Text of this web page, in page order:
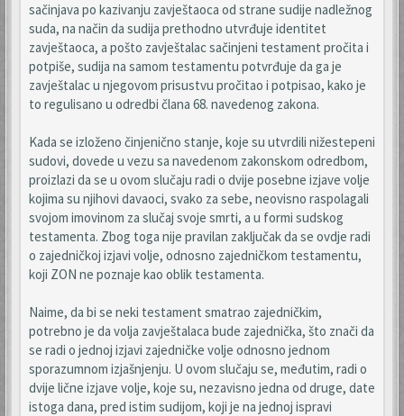
sačinjava po kazivanju zavještaoca od strane sudije nadležnog
suda, na način da sudija prethodno utvrđuje identitet
zavještaoca, a pošto zavještalac sačinjeni testament pročita i
potpiše, sudija na samom testamentu potvrđuje da ga je
zavještalac u njegovom prisustvu pročitao i potpisao, kako je
to regulisano u odredbi člana 68. navedenog zakona.
Kada se izloženo činjenično stanje, koje su utvrdili nižestepeni
sudovi, dovede u vezu sa navedenom zakonskom odredbom,
proizlazi da se u ovom slučaju radi o dvije posebne izjave volje
kojima su njihovi davaoci, svako za sebe, neovisno raspolagali
svojom imovinom za slučaj svoje smrti, a u formi sudskog
testamenta. Zbog toga nije pravilan zaključak da se ovdje radi
o zajedničkoj izjavi volje, odnosno zajedničkom testamentu,
koji ZON ne poznaje kao oblik testamenta.
Naime, da bi se neki testament smatrao zajedničkim,
potrebno je da volja zavještalaca bude zajednička, što znači da
se radi o jednoj izjavi zajedničke volje odnosno jednom
sporazumnom izjašnjenju. U ovom slučaju se, međutim, radi o
dvije lične izjave volje, koje su, nezavisno jedna od druge, date
istoga dana, pred istim sudijom, koji je na jednoj ispravi